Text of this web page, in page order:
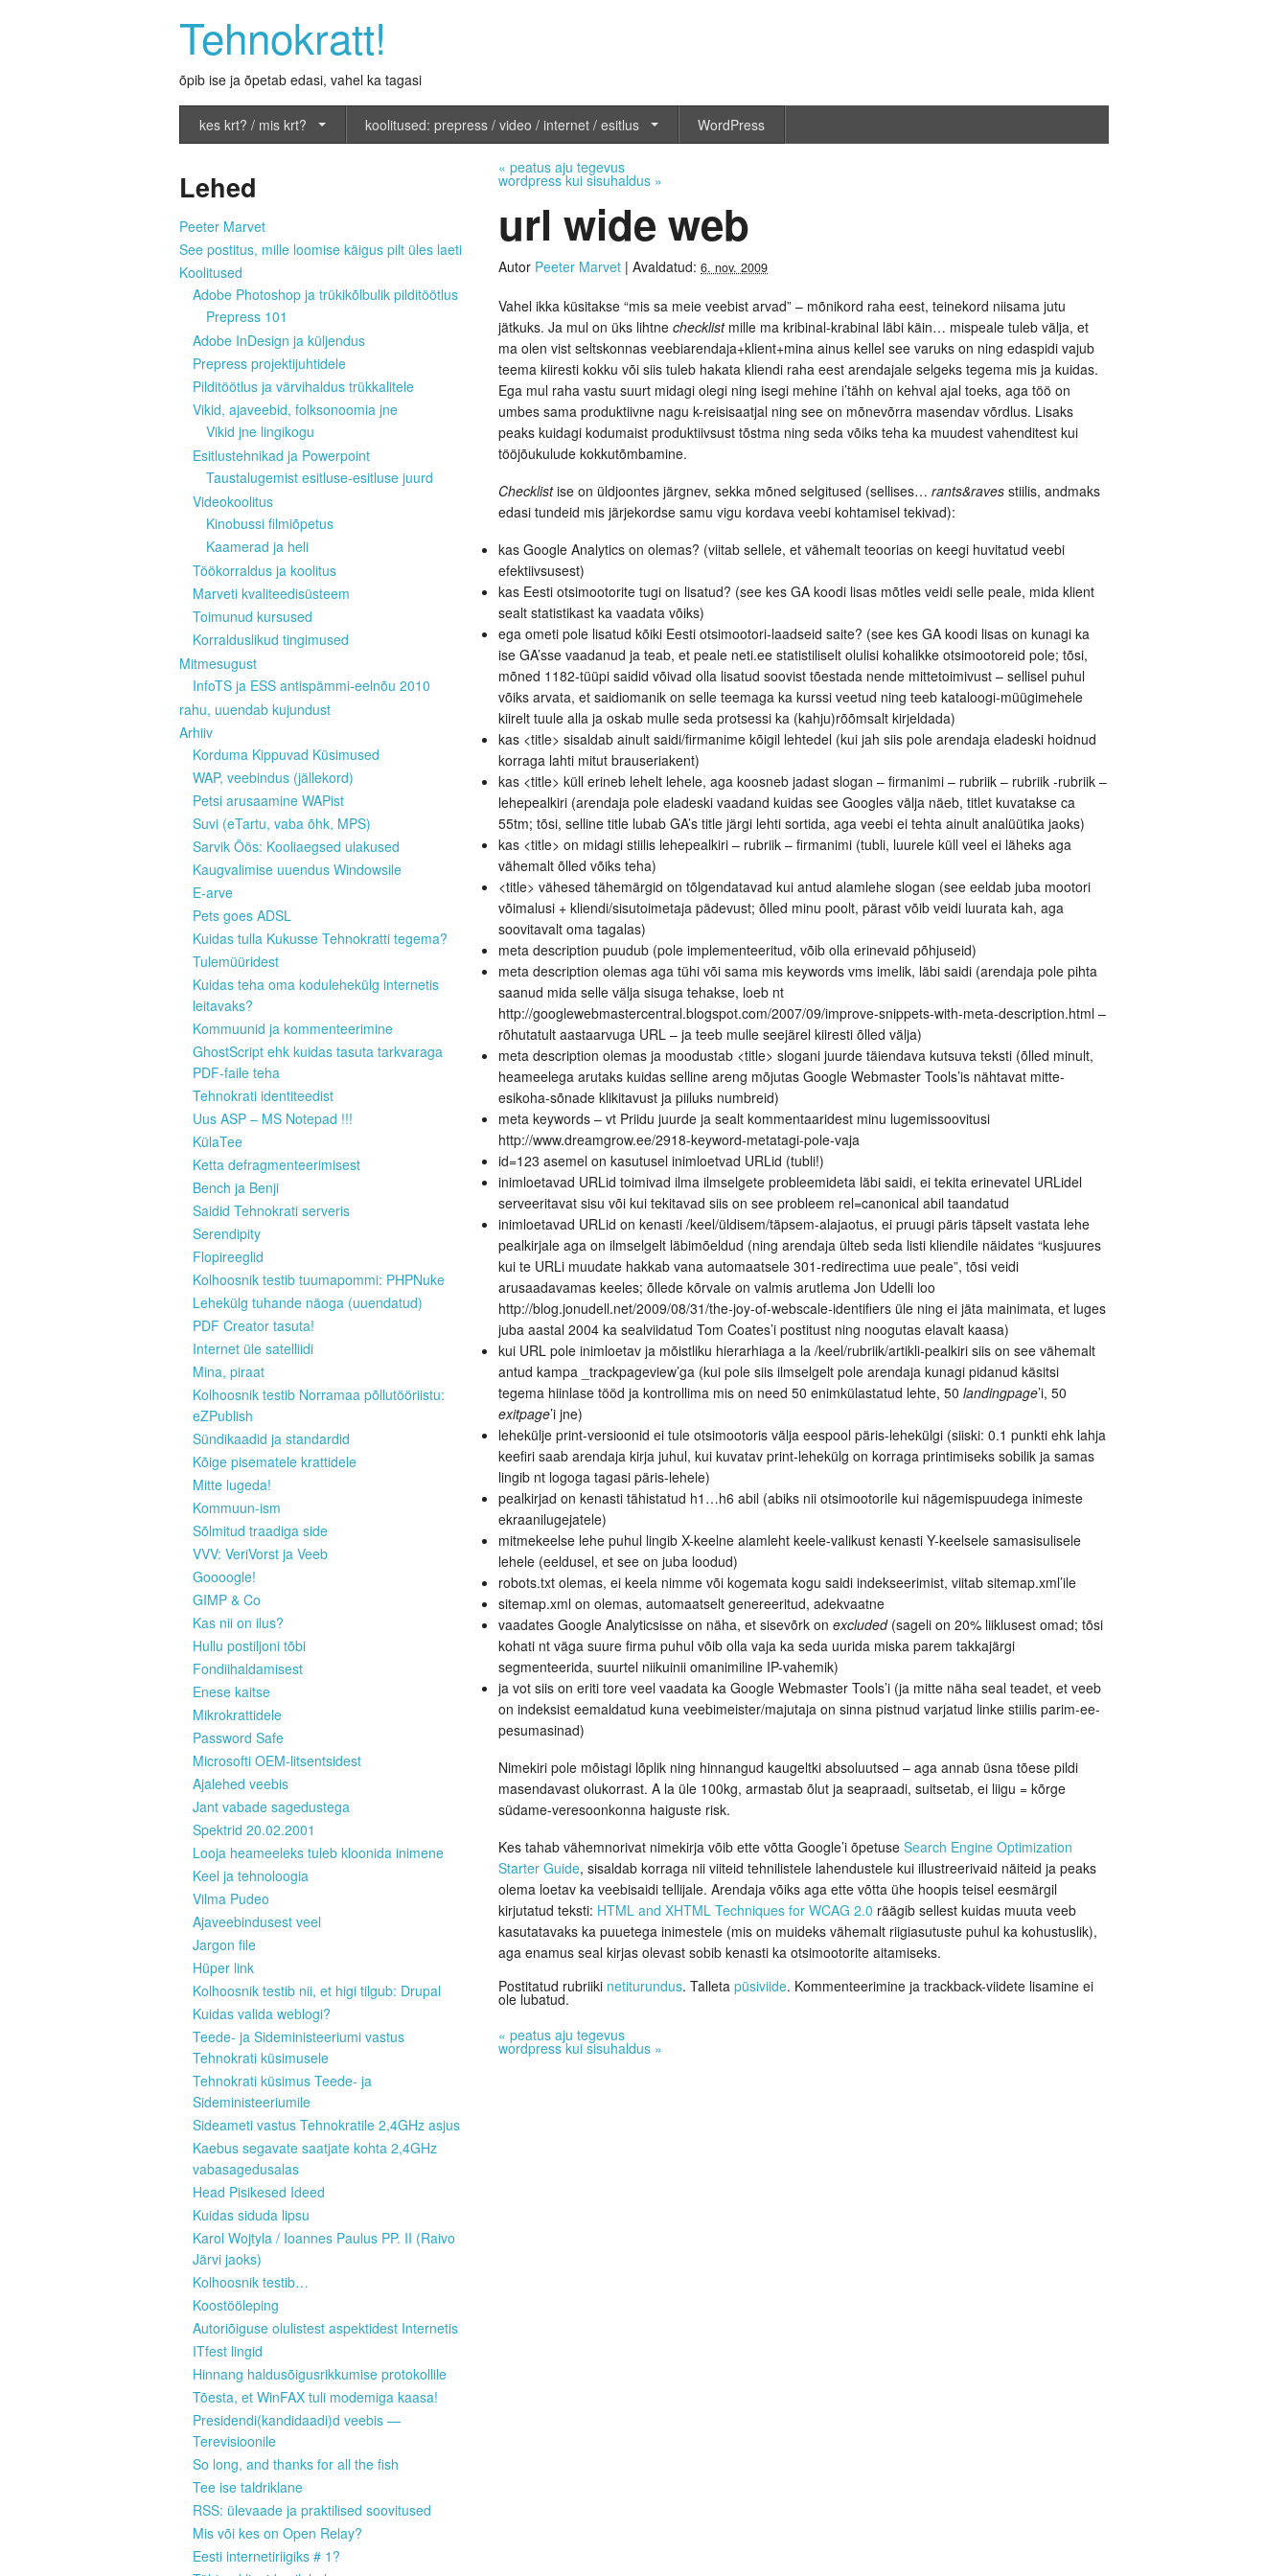
Tehnokratt!
õpib ise ja õpetab edasi, vahel ka tagasi
kes krt? / mis krt? koolitused: prepress / video / internet / esitlus WordPress
« peatus aju tegevus
wordpress kui sisuhaldus »
url wide web
Autor Peeter Marvet |Avaldatud:6. nov. 2009
Vahel ikka küsitakse “mis sa meie veebist arvad” – mõnikord raha eest, teinekord niisama jutu
jätkuks. Ja mul on üks lihtnechecklistmille ma kribinal-krabinal läbi käin… mispeale tuleb välja, et
ma olen vist seltskonnas veebiarendaja+klient+mina ainus kellel see varuks on ning edaspidi vajub
teema kiiresti kokku või siis tuleb hakata kliendi raha eest arendajale selgeks tegema mis ja kuidas.
Ega mul raha vastu suurt midagi olegi ning isegi mehine i’tähh on kehval ajal toeks, aga töö on
umbes sama produktiivne nagu k-reisisaatjal ning see on mõnevõrra masendav võrdlus. Lisaks
peaks kuidagi kodumaist produktiivsust tõstma ning seda võiks teha ka muudest vahenditest kui
tööjõukulude kokkutõmbamine.
Checklistise on üldjoontes järgnev, sekka mõned selgitused (sellises…rants&raves stiilis, andmaks
edasi tundeid mis järjekordse samu vigu kordava veebi kohtamisel tekivad):
kas Google Analytics on olemas? (viitab sellele, et vähemalt teoorias on keegi huvitatud veebi
efektiivsusest)
kas Eesti otsimootorite tugi on lisatud? (see kes GA koodi lisas mõtles veidi selle peale, mida klient
sealt statistikast ka vaadata võiks)
ega ometi pole lisatud kõiki Eesti otsimootori-laadseid saite? (see kes GA koodi lisas on kunagi ka
ise GA’sse vaadanud ja teab, et peale neti.ee statistiliselt olulisi kohalikke otsimootoreid pole; tõsi,
mõned 1182-tüüpi saidid võivad olla lisatud soovist tõestada nende mittetoimivust – sellisel puhul
võiks arvata, et saidiomanik on selle teemaga ka kurssi veetud ning teeb kataloogi-müügimehele
kiirelt tuule alla ja oskab mulle seda protsessi ka (kahju)rõõmsalt kirjeldada)
kas <title> sisaldab ainult saidi/firmanime kõigil lehtedel (kui jah siis pole arendaja eladeski hoidnud
korraga lahti mitut brauseriakent)
kas <title> küll erineb lehelt lehele, aga koosneb jadast slogan – firmanimi – rubriik – rubriik -rubriik –
lehepealkiri (arendaja pole eladeski vaadand kuidas see Googles välja näeb, titlet kuvatakse ca
55tm; tõsi, selline title lubab GA’s title järgi lehti sortida, aga veebi ei tehta ainult analüütika jaoks)
kas <title> on midagi stiilis lehepealkiri – rubriik – firmanimi (tubli, luurele küll veel ei läheks aga
vähemalt õlled võiks teha)
<title> vähesed tähemärgid on tõlgendatavad kui antud alamlehe slogan (see eeldab juba mootori
võimalusi + kliendi/sisutoimetaja pädevust; õlled minu poolt, pärast võib veidi luurata kah, aga
soovitavalt oma tagalas)
meta description puudub (pole implementeeritud, võib olla erinevaid põhjuseid)
meta description olemas aga tühi või sama mis keywords vms imelik, läbi saidi (arendaja pole pihta
saanud mida selle välja sisuga tehakse, loeb nt
http://googlewebmastercentral.blogspot.com/2007/09/improve-snippets-with-meta-description.html –
rõhutatult aastaarvuga URL – ja teeb mulle seejärel kiiresti õlled välja)
meta description olemas ja moodustab <title> slogani juurde täiendava kutsuva teksti (õlled minult,
heameelega arutaks kuidas selline areng mõjutas Google Webmaster Tools’is nähtavat mitte-
esikoha-sõnade klikitavust ja piiluks numbreid)
meta keywords – vt Priidu juurde ja sealt kommentaaridest minu lugemissoovitusi
http://www.dreamgrow.ee/2918-keyword-metatagi-pole-vaja
id=123 asemel on kasutusel inimloetvad URLid (tubli!)
inimloetavad URLid toimivad ilma ilmselgete probleemideta läbi saidi, ei tekita erinevatel URLidel
serveeritavat sisu või kui tekitavad siis on see probleem rel=canonical abil taandatud
inimloetavad URLid on kenasti /keel/üldisem/täpsem-alajaotus, ei pruugi päris täpselt vastata lehe
pealkirjale aga on ilmselgelt läbimõeldud (ning arendaja ülteb seda listi kliendile näidates “kusjuures
kui te URLi muudate hakkab vana automaatsele 301-redirectima uue peale”, tõsi veidi
arusaadavamas keeles; õllede kõrvale on valmis arutlema Jon Udelli loo
http://blog.jonudell.net/2009/08/31/the-joy-of-webscale-identifiers üle ning ei jäta mainimata, et luges
juba aastal 2004 ka sealviidatud Tom Coates’i postitust ning noogutas elavalt kaasa)
kui URL pole inimloetav ja mõistliku hierarhiaga a la /keel/rubriik/artikli-pealkiri siis on see vähemalt
antud kampa _trackpageview’ga (kui pole siis ilmselgelt pole arendaja kunagi pidanud käsitsi
tegema hiinlase tööd ja kontrollima mis on need 50 enimkülastatud lehte, 50landingpage’i, 50
exitpage’i jne)
lehekülje print-versioonid ei tule otsimootoris välja eespool päris-lehekülgi (siiski: 0.1 punkti ehk lahja
keefiri saab arendaja kirja juhul, kui kuvatav print-lehekülg on korraga printimiseks sobilik ja samas
lingib nt logoga tagasi päris-lehele)
pealkirjad on kenasti tähistatud h1…h6 abil (abiks nii otsimootorile kui nägemispuudega inimeste
ekraanilugejatele)
mitmekeelse lehe puhul lingib X-keelne alamleht keele-valikust kenasti Y-keelsele samasisulisele
lehele (eeldusel, et see on juba loodud)
robots.txt olemas, ei keela nimme või kogemata kogu saidi indekseerimist, viitab sitemap.xml’ile
sitemap.xml on olemas, automaatselt genereeritud, adekvaatne
vaadates Google Analyticsisse on näha, et sisevõrk onexcluded(sageli on 20% liiklusest omad; tõsi
kohati nt väga suure firma puhul võib olla vaja ka seda uurida miska parem takkajärgi
segmenteerida, suurtel niikuinii omanimiline IP-vahemik)
ja vot siis on eriti tore veel vaadata ka Google Webmaster Tools’i (ja mitte näha seal teadet, et veeb
on indeksist eemaldatud kuna veebimeister/majutaja on sinna pistnud varjatud linke stiilis parim-ee-
pesumasinad)
Nimekiri pole mõistagi lõplik ning hinnangud kaugeltki absoluutsed – aga annab üsna tõese pildi
masendavast olukorrast. A la üle 100kg, armastab õlut ja seapraadi, suitsetab, ei liigu = kõrge
südame-veresoonkonna haiguste risk.
Kes tahab vähemnorivat nimekirja võib ette võtta Google’i õpetuseSearch Engine Optimization
Starter Guide, sisaldab korraga nii viiteid tehnilistele lahendustele kui illustreerivaid näiteid ja peaks
olema loetav ka veebisaidi tellijale. Arendaja võiks aga ette võtta ühe hoopis teisel eesmärgil
kirjutatud teksti: HTML and XHTML Techniques for WCAG 2.0 räägib sellest kuidas muuta veeb
kasutatavaks ka puuetega inimestele (mis on muideks vähemalt riigiasutuste puhul ka kohustuslik),
aga enamus seal kirjas olevast sobib kenasti ka otsimootorite aitamiseks.
Postitatud rubriiki netiturundus. Talletapüsiviide. Kommenteerimine ja trackback-viidete lisamine ei
ole lubatud.
« peatus aju tegevus
wordpress kui sisuhaldus »
Lehed
Peeter Marvet
See postitus, mille loomise käigus pilt üles laeti
Koolitused
Adobe Photoshop ja trükikõlbulik pilditöötlus
Prepress 101
Adobe InDesign ja küljendus
Prepress projektijuhtidele
Pilditöötlus ja värvihaldus trükkalitele
Vikid, ajaveebid, folksonoomia jne
Vikid jne lingikogu
Esitlustehnikad ja Powerpoint
Taustalugemist esitluse-esitluse juurd
Videokoolitus
Kinobussi filmiõpetus
Kaamerad ja heli
Töökorraldus ja koolitus
Marveti kvaliteedisüsteem
Toimunud kursused
Korralduslikud tingimused
Mitmesugust
InfoTS ja ESS antispämmi-eelnõu 2010
rahu, uuendab kujundust
Arhiiv
Korduma Kippuvad Küsimused
WAP, veebindus (jällekord)
Petsi arusaamine WAPist
Suvi (eTartu, vaba õhk, MPS)
Sarvik Öös: Kooliaegsed ulakused
Kaugvalimise uuendus Windowsile
E-arve
Pets goes ADSL
Kuidas tulla Kukusse Tehnokratti tegema?
Tulemüüridest
Kuidas teha oma kodulehekülg internetis
leitavaks?
Kommuunid ja kommenteerimine
GhostScript ehk kuidas tasuta tarkvaraga
PDF-faile teha
Tehnokrati identiteedist
Uus ASP – MS Notepad !!!
KülaTee
Ketta defragmenteerimisest
Bench ja Benji
Saidid Tehnokrati serveris
Serendipity
Flopireeglid
Kolhoosnik testib tuumapommi: PHPNuke
Lehekülg tuhande näoga (uuendatud)
PDF Creator tasuta!
Internet üle satelliidi
Mina, piraat
Kolhoosnik testib Norramaa põllutööriistu:
eZPublish
Sündikaadid ja standardid
Kõige pisematele krattidele
Mitte lugeda!
Kommuun-ism
Sõlmitud traadiga side
VVV: VeriVorst ja Veeb
Goooogle!
GIMP & Co
Kas nii on ilus?
Hullu postiljoni tõbi
Fondiihaldamisest
Enese kaitse
Mikrokrattidele
Password Safe
Microsofti OEM-litsentsidest
Ajalehed veebis
Jant vabade sagedustega
Spektrid 20.02.2001
Looja heameeleks tuleb kloonida inimene
Keel ja tehnoloogia
Vilma Pudeo
Ajaveebindusest veel
Jargon file
Hüper link
Kolhoosnik testib nii, et higi tilgub: Drupal
Kuidas valida weblogi?
Teede- ja Sideministeeriumi vastus
Tehnokrati küsimusele
Tehnokrati küsimus Teede- ja
Sideministeeriumile
Sideameti vastus Tehnokratile 2,4GHz asjus
Kaebus segavate saatjate kohta 2,4GHz
vabasagedusalas
Head Pisikesed Ideed
Kuidas siduda lipsu
Karol Wojtyla / Ioannes Paulus PP. II (Raivo
Järvi jaoks)
Kolhoosnik testib…
Koostööleping
Autoriõiguse olulistest aspektidest Internetis
ITfest lingid
Hinnang haldusõigusrikkumise protokollile
Tõesta, et WinFAX tuli modemiga kaasa!
Presidendi(kandidaadi)d veebis —
Terevisioonile
So long, and thanks for all the fish
Tee ise taldriklane
RSS: ülevaade ja praktilised soovitused
Mis või kes on Open Relay?
Eesti internetiriigiks # 1?